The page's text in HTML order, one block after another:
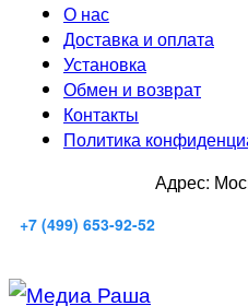
О нас
Доставка и оплата
Установка
Обмен и возврат
Контакты
Политика
+7 (499) 653-92-52
Адрес: